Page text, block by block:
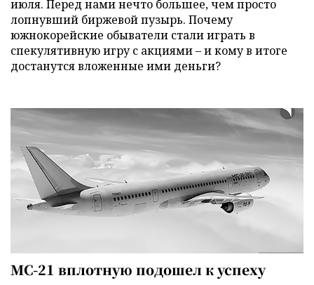
июля. Перед нами нечто большее, чем просто
лопнувший биржевой пузырь. Почему
южнокорейские обыватели стали играть в
спекулятивную игру с акциями – и кому в итоге
достанутся вложенные ими деньги?
МС-21 вплотную подошел к успеху